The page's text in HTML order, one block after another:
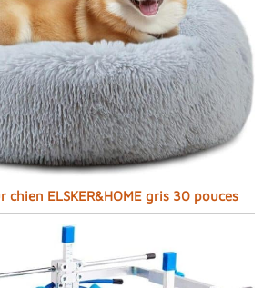
chien ELSKER&HOME gris 30 pouces